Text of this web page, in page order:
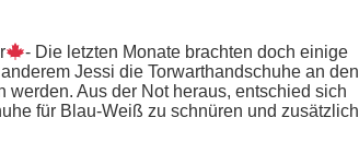
- Die letzten Monate brachten doch einige
Jessi die Torwarthandschuhe an den
werden. Aus der Not heraus, entschied sich
für Blau-Weiß zu schnüren und zusätzlich